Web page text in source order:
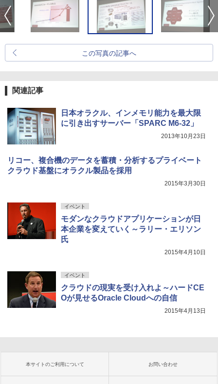
この写真の記事へ
関連記事
日本オラクル、インメモリ能力を最大限
に引き出すサーバー「SPARC M6-32」
2013年10月23日
リコー、複合機のデータを蓄積・分析するプライベート
クラウド基盤にオラクル製品を採用
2015年3月30日
イベント
モダンなクラウドアプリケーションが日
本企業を変えていく～ラリー・エリソン
氏
2015年4月10日
イベント
クラウドの現実を受け入れよ～ハードCE
Oが見せるOracle Cloudへの自信
2015年4月13日
本サイトのご利用について お問い合わせ